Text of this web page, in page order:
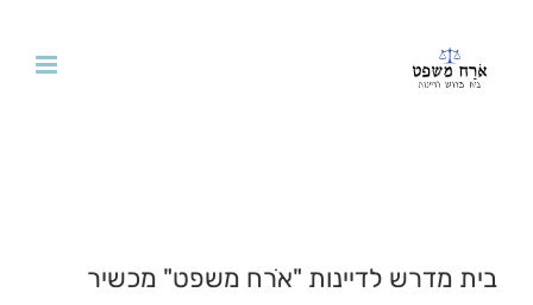
בית מדרש לדיינות "אֹרח משפט" מכשיר